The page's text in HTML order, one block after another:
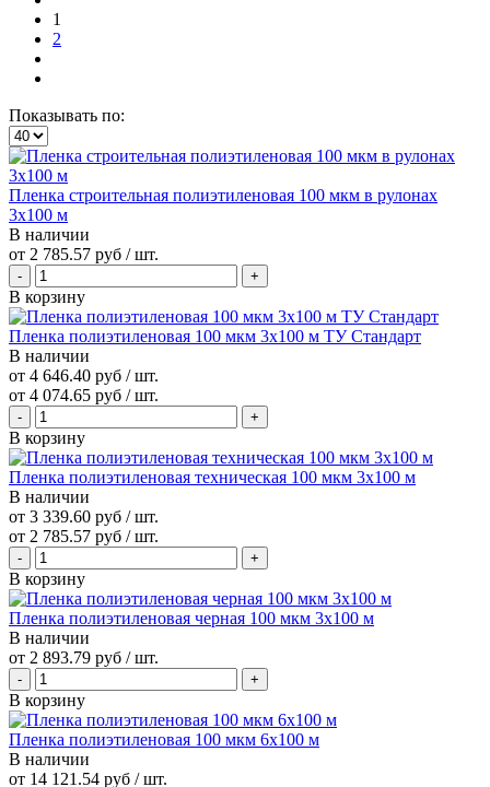
1
2
Показывать по:
Пленка строительная полиэтиленовая 100 мкм в рулонах
3х100 м
В наличии
от 2 785.57 руб / шт.
В корзину
Пленка полиэтиленовая 100 мкм 3х100 м ТУ Стандарт
В наличии
от 4 646.40 руб / шт.
от 4 074.65 руб / шт.
В корзину
Пленка полиэтиленовая техническая 100 мкм 3х100 м
В наличии
от 3 339.60 руб / шт.
от 2 785.57 руб / шт.
В корзину
Пленка полиэтиленовая черная 100 мкм 3х100 м
В наличии
от 2 893.79 руб / шт.
В корзину
Пленка полиэтиленовая 100 мкм 6х100 м
В наличии
от 14 121.54 руб / шт.